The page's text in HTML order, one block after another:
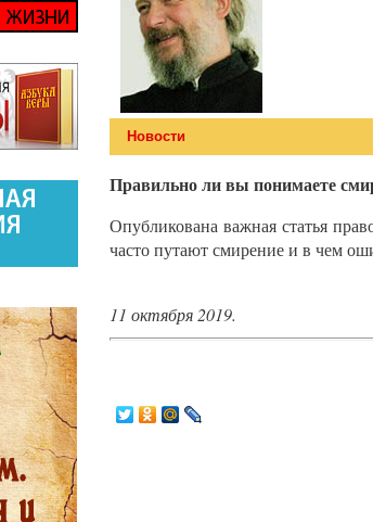
Новости
Правильно ли вы понимаете
Опубликована важная статья
часто путают смирение и в чем
11 октября 2019.